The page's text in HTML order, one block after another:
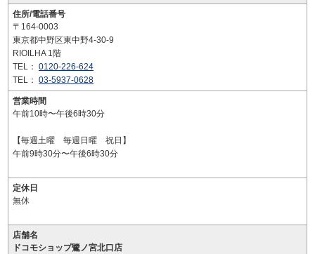
住所/電話番号
〒164-0003
東京都中野区東中野4-30-9
RIOILHA 1階
TEL： 0120-226-624
TEL： 03-5937-0628
営業時間
午前10時〜午後6時30分
【毎週土曜 毎週日曜 祝日】
午前9時30分〜午後6時30分
定休日
無休
店舗名
ドコモショップ鷺ノ宮北口店